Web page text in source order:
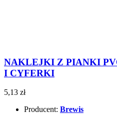
NAKLEJKI Z PIANKI
I CYFERKI
5,13 zł
Producent: Brewis